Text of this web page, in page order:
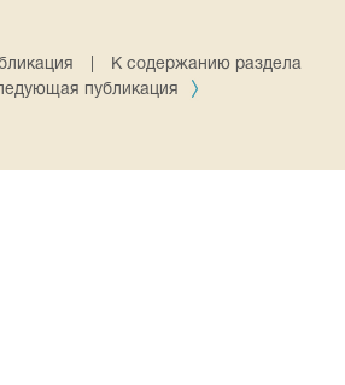
К содержанию раздела
публикация